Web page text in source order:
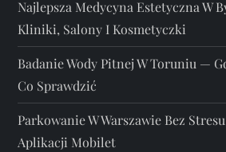
Najlepsza Medycyna Estetyczna W
Kliniki, Salony I Kosmetyczki
Badanie Wody Pitnej W Toruniu —
Co Sprawdzić
Parkowanie W Warszawie Bez
Aplikacji Mobilet